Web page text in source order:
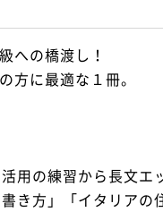
への橋渡し！
方に最適な１冊。
用の練習から長文
き方」「イタリア